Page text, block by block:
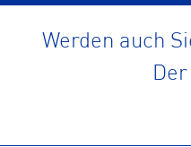
Werden auch